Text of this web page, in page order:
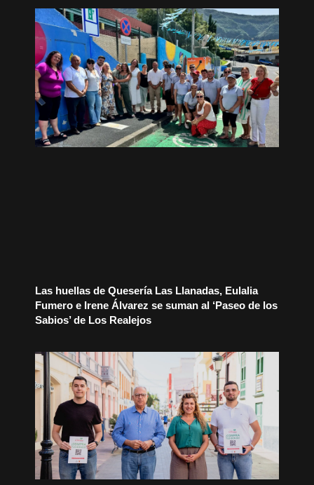
Las huellas de Quesería Las Llanadas, Eulalia
Fumero e Irene Álvarez se suman al ‘Paseo de los
Sabios’ de Los Realejos